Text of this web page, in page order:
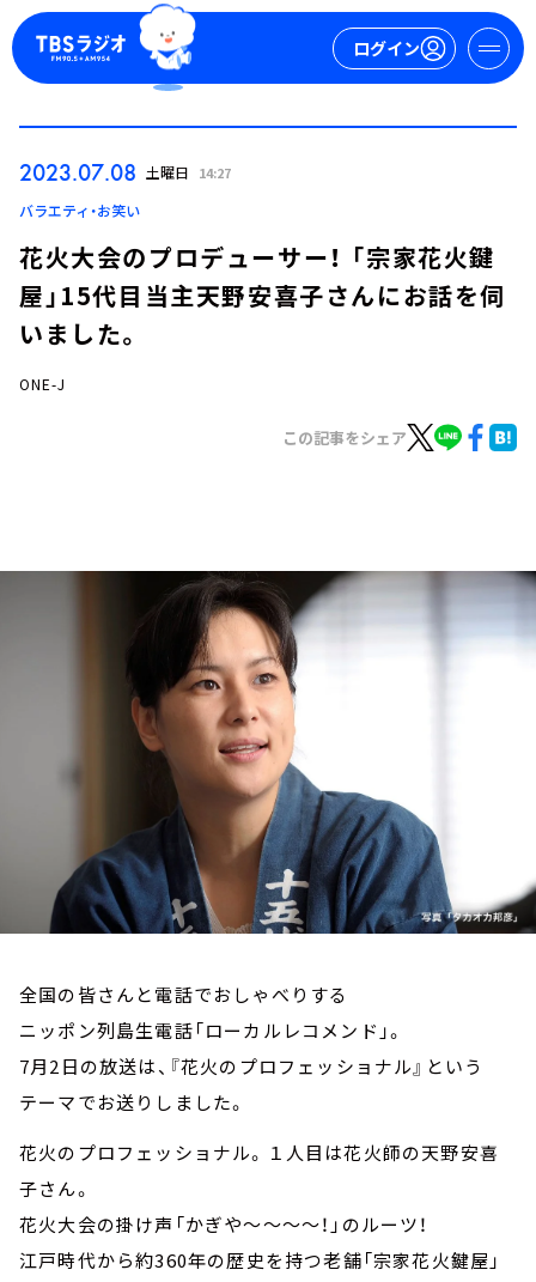
ログイン
ログイン
イベント・グッズ
YouTube
会社情報
2023.07.08 土曜日 14:27
バラエティ・お笑い
花火大会のプロデューサー！ 「宗家花火鍵
屋」15代目当主天野安喜子さんにお話を伺
いました。
ONE-J
この記事をシェア
全国の皆さんと電話でおしゃべりする
ニッポン列島生電話「ローカルレコメンド」。
7月2日の放送は、『花火のプロフェッショナル』という
テーマでお送りしました。
花火のプロフェッショナル。１人目は花火師の天野安喜
子さん。
花火大会の掛け声「かぎや～～～～！」のルーツ！
江戸時代から約360年の歴史を持つ老舗「宗家花火鍵屋」